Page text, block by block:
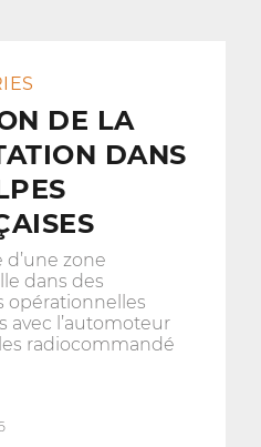
DE LA
DANS
d’une zone
dans des
opérationnelles
avec l’automoteur
radiocommandé